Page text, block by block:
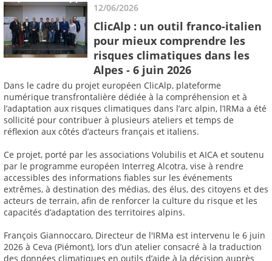
12/06/2026
ClicAlp : un outil franco-italien
pour mieux comprendre les
risques climatiques dans les
Alpes - 6 juin 2026
Dans le cadre du projet européen ClicAlp, plateforme
numérique transfrontalière dédiée à la compréhension et à
l’adaptation aux risques climatiques dans l’arc alpin, l’IRMa a été
sollicité pour contribuer à plusieurs ateliers et temps de
réflexion aux côtés d’acteurs français et italiens.
Ce projet, porté par les associations Volubilis et AICA et soutenu
par le programme européen Interreg Alcotra, vise à rendre
accessibles des informations fiables sur les événements
extrêmes, à destination des médias, des élus, des citoyens et des
acteurs de terrain, afin de renforcer la culture du risque et les
capacités d’adaptation des territoires alpins.
François Giannoccaro, Directeur de l'IRMa est intervenu le 6 juin
2026 à Ceva (Piémont), lors d’un atelier consacré à la traduction
des données climatiques en outils d’aide à la décision auprès